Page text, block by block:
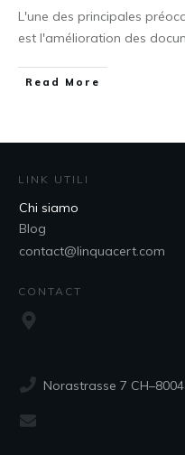
L'une des principales
est l'amélioration des
Read More
LINK UTILI
Chi siamo
Blog
contact@linquacert.com
CONTACT
Norastrasse 7